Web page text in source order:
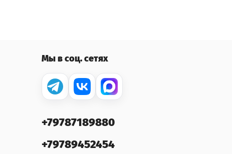
Мы в соц. сетях
+79787189880
+79789452454